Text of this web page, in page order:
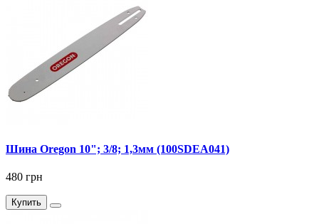
Шина Oregon 10"; 3/8; 1,3мм (100SDEA041)
480 грн
Купить